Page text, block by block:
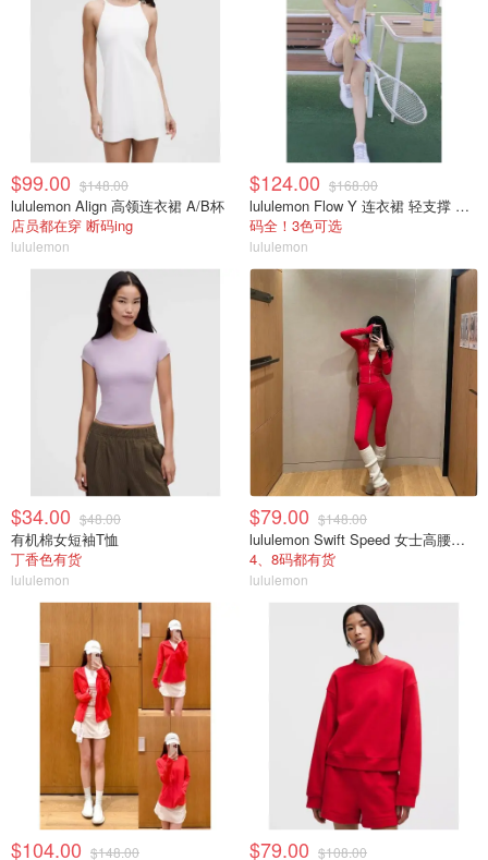
$99.00 $148.00
lululemon Align 高领连衣裙 A/B杯
店员都在穿 断码ing
lululemon
$124.00 $168.00
lululemon Flow Y 连衣裙 轻支撑 B/C杯
码全！3色可选
lululemon
$34.00 $48.00
有机棉女短袖T恤
丁香色有货
lululemon
$79.00 $148.00
lululemon Swift Speed 女士高腰紧身裤
4、8码都有货
lululemon
$104.00 $148.00 $79.00 $108.00